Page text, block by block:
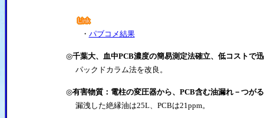
・ パブコメ結果
◎千葉大、血中PCB濃度の簡易測定法確立、低コストで
パックドカラム法を改良。
◎有害物質：電柱の変圧器から、PCB含む油漏れ－つが
漏洩した絶縁油は25L、PCBは21ppm。